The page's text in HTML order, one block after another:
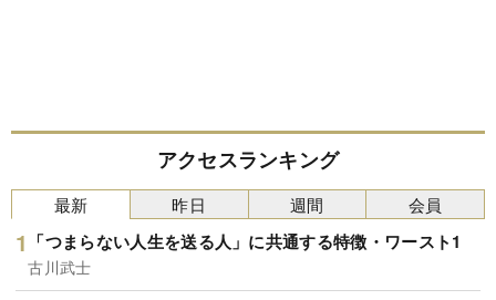
アクセスランキング
最新
「つまらない人生を送る人」に共通する特徴・ワースト1
古川武士
昨日 週間 会員